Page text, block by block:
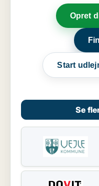
Opret
Start
Se